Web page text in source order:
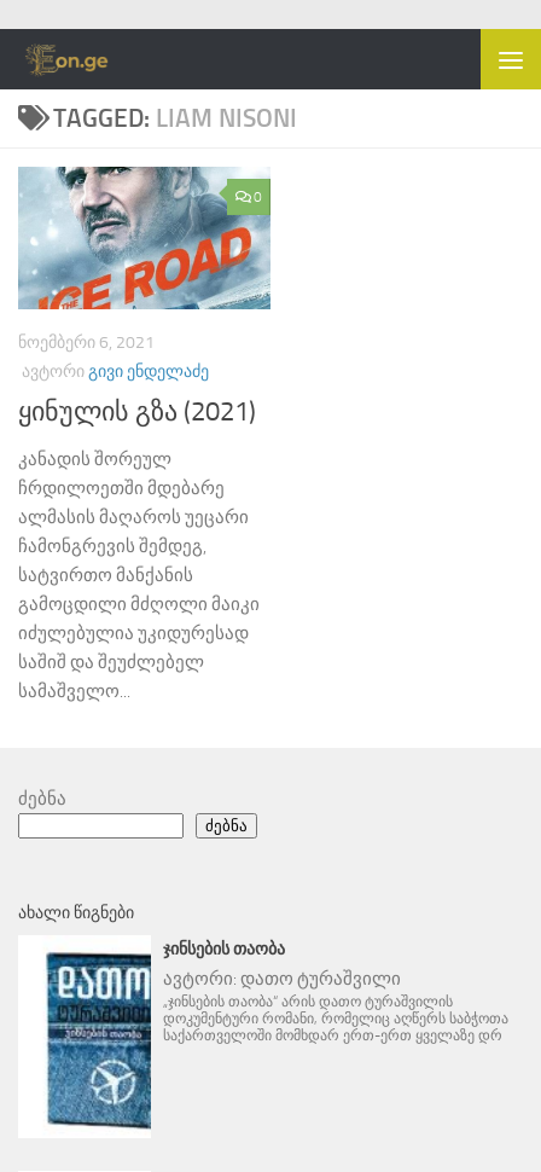
Skip to content
TAGGED: LIAM NISONI
0
ᲜᲝᲔᲛᲑᲔᲠᲘ 6, 2021
ᲐᲕᲢᲝᲠᲘᲒᲘᲕᲘ ᲔᲜᲓᲔᲚᲐᲫᲔ
ყინულის გზა (2021)
კანადის შორეულ
ჩრდილოეთში მდებარე
ალმასის მაღაროს უეცარი
ჩამონგრევის შემდეგ,
სატვირთო მანქანის
გამოცდილი მძღოლი მაიკი
იძულებულია უკიდურესად
საშიშ და შეუძლებელ
სამაშველო...
ძებნა
ძებნა
ᲐᲮᲐᲚᲘ ᲬᲘᲒᲜᲔᲑᲘ
ᲯᲘᲜᲡᲔᲑᲘᲡ ᲗᲐᲝᲑᲐ
ავტორი: დათო ტურაშვილი
„ჯინსების თაობა“ არის დათო ტურაშვილის
დოკუმენტური რომანი, რომელიც აღწერს საბჭოთა
საქართველოში მომხდარ ერთ-ერთ ყველაზე დრ